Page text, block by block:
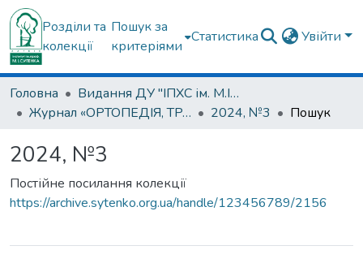
Розділи та
колекції
Пошук за
критеріями
Статистика Увійти
Головна
Видання ДУ "ІПХС ім. М.І.Ситенка"
Журнал «ОРТОПЕДІЯ, ТРАВМАТОЛОГІЯ та ПРОТЕЗУВАННЯ»
2024, №3 Пошук
2024, №3
Постійне посилання колекції
https://archive.sytenko.org.ua/handle/123456789/2156